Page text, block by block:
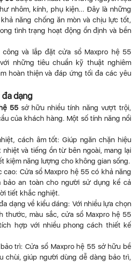
nhôm, kính, phụ kiện... Đây là những
năng chống ăn mòn và chịu lực tốt,
tình trạng hoạt động ổn định và bền
công và lắp đặt cửa sổ Maxpro hệ 55
những tiêu chuẩn kỹ thuật nghiêm
hoàn thiện và đáp ứng tối đa các yêu
dạng
55sở hữu nhiều tính năng vượt trội,
của khách hàng. Một số tính năng nổi
cách âm tốt: Giúp ngăn chặn hiệu
và tiếng ồn từ bên ngoài, mang lại
kiệm năng lượng cho không gian sống.
cao: Cửa sổ Maxpro hệ 55 có khả năng
bảo an toàn cho người sử dụng kể cả
tiết khắc nghiệt.
dạng về kiểu dáng: Với nhiều lựa chọn
thước, màu sắc, cửa sổ Maxpro hệ 55
hợp với nhiều phong cách thiết kế
trì: Cửa sổ Maxpro hệ 55 sở hữu bề
chùi, giúp người dùng dễ dàng bảo trì,